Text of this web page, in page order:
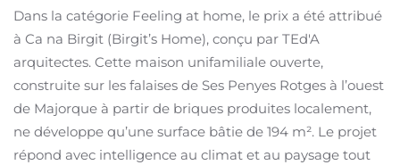
Dans la catégorie Feeling at home, le prix a été attribué
à Ca na Birgit (Birgit’s Home), conçu par TEd'A
arquitectes. Cette maison unifamiliale ouverte,
construite sur les falaises de Ses Penyes Rotges à l’ouest
de Majorque à partir de briques produites localement,
ne développe qu’une surface bâtie de 194 m². Le projet
répond avec intelligence au climat et au paysage tout